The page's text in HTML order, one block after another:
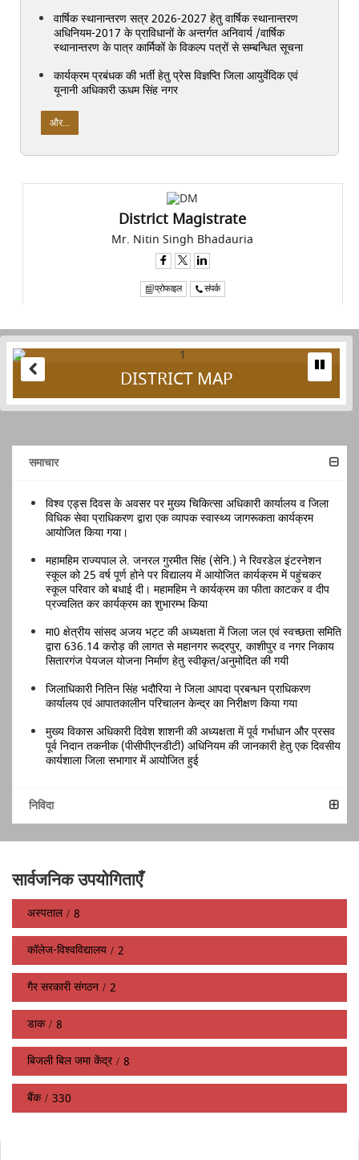
वार्षिक स्थानान्तरण सत्र 2026-2027 हेतु वार्षिक स्थानान्तरण
अधिनियम-2017 के प्राविधानों के अन्तर्गत अनिवार्य /वार्षिक
स्थानान्तरण के पात्र कार्मिकों के विकल्प पत्रों से सम्बन्धित सूचना
कार्यक्रम प्रबंधक की भर्ती हेतु प्रेस विज्ञप्ति जिला आयुर्वेदिक एवं
यूनानी अधिकारी ऊधम सिंह नगर
और...
District Magistrate
Mr. Nitin Singh Bhadauria
प्रोफाइल संपर्क
DISTRICT MAP
समाचार
विश्व एड्स दिवस के अवसर पर मुख्य चिकित्सा अधिकारी कार्यालय व जिला
विधिक सेवा प्राधिकरण द्वारा एक व्यापक स्वास्थ्य जागरूकता कार्यक्रम
आयोजित किया गया।
महामहिम राज्यपाल ले. जनरल गुरमीत सिंह (सेनि.) ने रिवरडेल इंटरनेशन
स्कूल को 25 वर्ष पूर्ण होने पर विद्यालय में आयोजित कार्यक्रम में पहुंचकर
स्कूल परिवार को बधाई दी। महामहिम ने कार्यक्रम का फीता काटकर व दीप
प्रज्वलित कर कार्यक्रम का शुभारम्भ किया
मा0 क्षेत्रीय सांसद अजय भट्ट की अध्यक्षता में जिला जल एवं स्वच्छता समिति
द्वारा 636.14 करोड़ की लागत से महानगर रूद्रपुर, काशीपुर व नगर निकाय
सितारगंज पेयजल योजना निर्माण हेतु स्वीकृत/अनुमोदित की गयी
जिलाधिकारी नितिन सिंह भदौरिया ने जिला आपदा प्रबन्धन प्राधिकरण
कार्यालय एवं आपातकालीन परिचालन केन्द्र का निरीक्षण किया गया
मुख्य विकास अधिकारी दिवेश शाशनी की अध्यक्षता में पूर्व गर्भाधान और प्रसव
पूर्व निदान तकनीक (पीसीपीएनडीटी) अधिनियम की जानकारी हेतु एक दिवसीय
कार्यशाला जिला सभागार में आयोजित हुई
निविदा
सार्वजनिक उपयोगिताएँ
8
अस्पताल
2
कॉलेज-विश्वविद्यालय
2
गैर सरकारी संगठन
8
डाक
8
बिजली बिल जमा केंद्र
330
बैंक